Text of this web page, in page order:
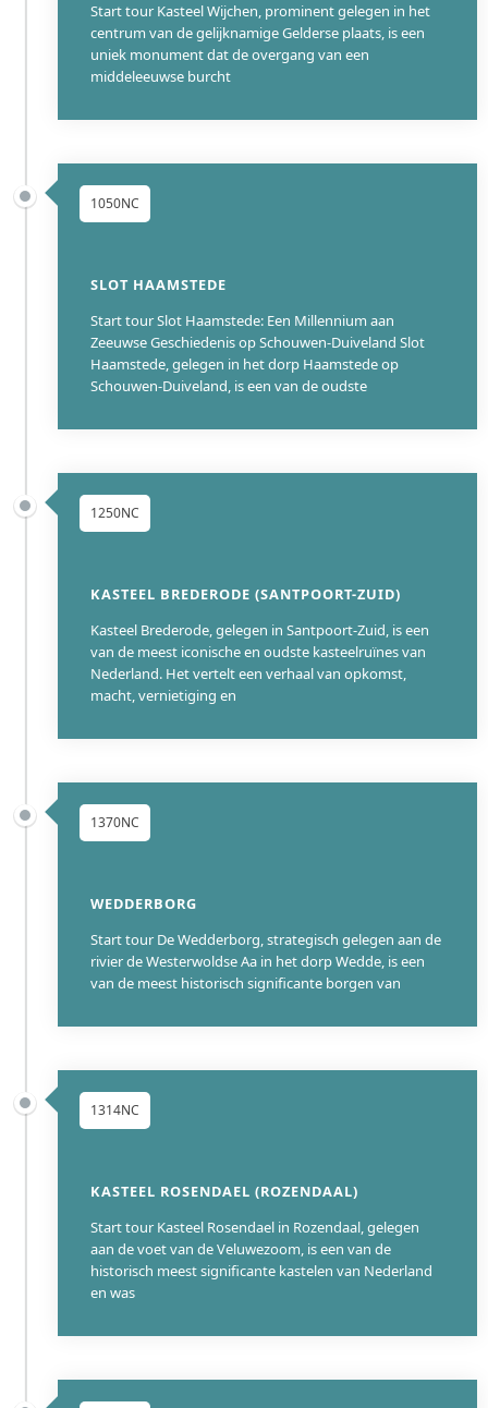
Start tour Kasteel Wijchen, prominent gelegen in het
centrum van de gelijknamige Gelderse plaats, is een
uniek monument dat de overgang van een
middeleeuwse burcht
1050NC
SLOT HAAMSTEDE
Start tour Slot Haamstede: Een Millennium aan
Zeeuwse Geschiedenis op Schouwen-Duiveland Slot
Haamstede, gelegen in het dorp Haamstede op
Schouwen-Duiveland, is een van de oudste
1250NC
KASTEEL BREDERODE (SANTPOORT-ZUID)
Kasteel Brederode, gelegen in Santpoort-Zuid, is een
van de meest iconische en oudste kasteelruïnes van
Nederland. Het vertelt een verhaal van opkomst,
macht, vernietiging en
1370NC
WEDDERBORG
Start tour De Wedderborg, strategisch gelegen aan de
rivier de Westerwoldse Aa in het dorp Wedde, is een
van de meest historisch significante borgen van
1314NC
KASTEEL ROSENDAEL (ROZENDAAL)
Start tour Kasteel Rosendael in Rozendaal, gelegen
aan de voet van de Veluwezoom, is een van de
historisch meest significante kastelen van Nederland
en was